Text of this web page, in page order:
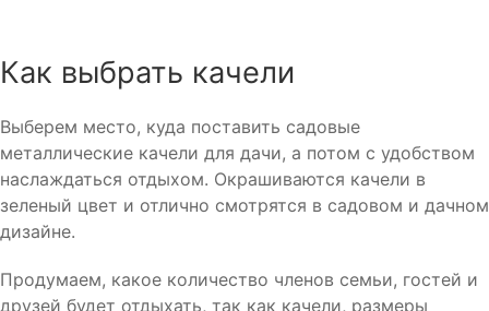
Как выбрать качели
Выберем место, куда поставить садовые
металлические качели для дачи, а потом с удобством
наслаждаться отдыхом. Окрашиваются качели в
зеленый цвет и отлично смотрятся в садовом и дачном
дизайне.
Продумаем, какое количество членов семьи, гостей и
друзей будет отдыхать, так как качели, размеры